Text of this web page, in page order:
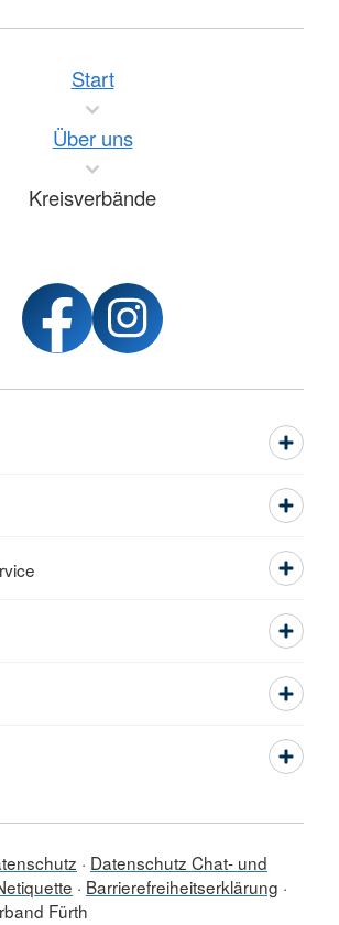
Start
Über uns
Kreisverbände
Datenschutz Chat- und
Barrierefreiheitserklärung
Fürth